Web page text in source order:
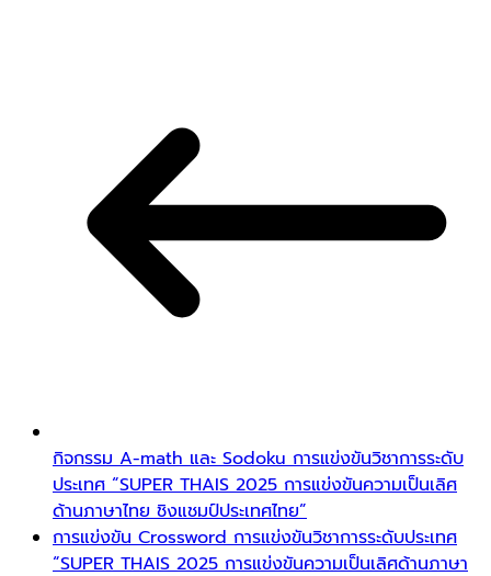
กิจกรรม A-math และ Sodoku การแข่งขันวิชาการระดับ
ประเทศ “SUPER THAIS 2025 การแข่งขันความเป็นเลิศ
ด้านภาษาไทย ชิงแชมป์ประเทศไทย”
การแข่งขัน Crossword การแข่งขันวิชาการระดับประเทศ
“SUPER THAIS 2025 การแข่งขันความเป็นเลิศด้านภาษา